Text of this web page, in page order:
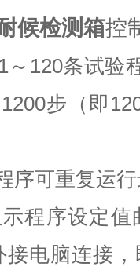
候检测箱控
～120条试验
步（即
序可重复运
程序设定
接电脑连接